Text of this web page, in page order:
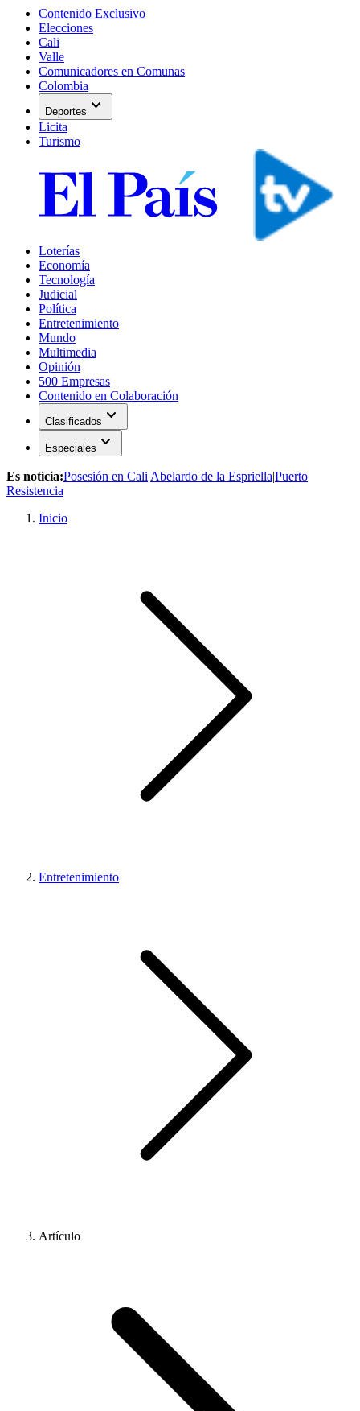
Contenido Exclusivo
Elecciones
Cali
Valle
Comunicadores en Comunas
Colombia
Deportes expand_more
Licita
Turismo
Loterías
Economía
Tecnología
Judicial
Política
Entretenimiento
Mundo
Multimedia
Opinión
500 Empresas
Contenido en Colaboración
Clasificados expand_more
Especiales expand_more
Es noticia:Posesión en Cali|Abelardo de la Espriella|Puerto
Resistencia
Inicio
Entretenimiento
Artículo